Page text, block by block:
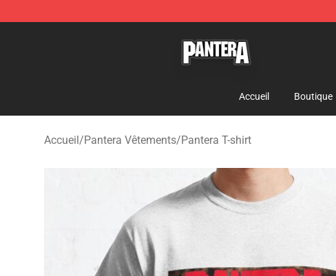
Accueil Boutique
Accueil/Pantera Vêtements/Pantera T-shirt